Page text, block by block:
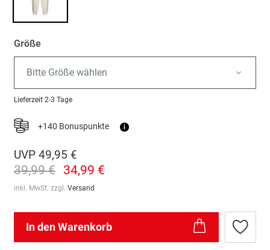
Größe
Bitte Größe wählen
Lieferzeit 2-3 Tage
+140 Bonuspunkte i
UVP 49,95 €
39,99 € 34,99 €
inkl. MwSt. zzgl. Versand
In den Warenkorb
Zur